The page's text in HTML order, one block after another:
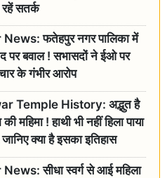
सतर्क
फतेहपुर नगर पालिका में
पर बवाल ! सभासदों ने ईओ पर
के गंभीर आरोप
Temple History: अद्भुत है
महिमा ! हाथी भी नहीं हिला पाया
क्या है इसका इतिहास
सीधा स्वर्ग से आई महिला